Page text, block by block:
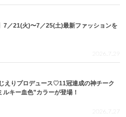
7／21(火)〜7／25(土)最新ファッションを
2026.7.29
えりプロデュース♡11冠達成の神チーク
ルキー血色”カラーが登場！
2026.7.27